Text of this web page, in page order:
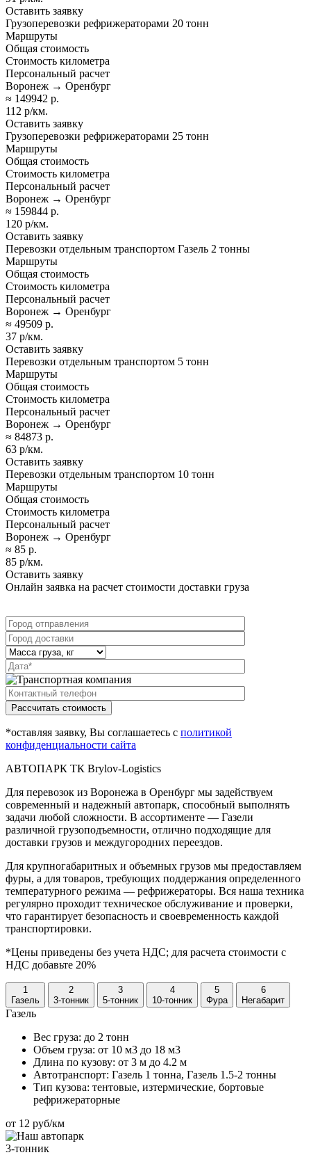
Оставить заявку
Грузоперевозки рефрижераторами 20 тонн
Маршруты
Общая стоимость
Стоимость километра
Персональный расчет
Воронеж → Оренбург
≈ 149942 р.
112 р/км.
Оставить заявку
Грузоперевозки рефрижераторами 25 тонн
Маршруты
Общая стоимость
Стоимость километра
Персональный расчет
Воронеж → Оренбург
≈ 159844 р.
120 р/км.
Оставить заявку
Перевозки отдельным транспортом Газель 2 тонны
Маршруты
Общая стоимость
Стоимость километра
Персональный расчет
Воронеж → Оренбург
≈ 49509 р.
37 р/км.
Оставить заявку
Перевозки отдельным транспортом 5 тонн
Маршруты
Общая стоимость
Стоимость километра
Персональный расчет
Воронеж → Оренбург
≈ 84873 р.
63 р/км.
Оставить заявку
Перевозки отдельным транспортом 10 тонн
Маршруты
Общая стоимость
Стоимость километра
Персональный расчет
Воронеж → Оренбург
≈ 85 р.
85 р/км.
Оставить заявку
Онлайн заявка на расчет стоимости доставки груза
Рассчитать стоимость
*оставляя заявку, Вы соглашаетесь с политикой
конфиденциальности сайта
АВТОПАРК ТК Brylov-Logistics
Для перевозок из Воронежа в Оренбург мы задействуем
современный и надежный автопарк, способный выполнять
задачи любой сложности. В ассортименте — Газели
различной грузоподъемности, отлично подходящие для
доставки грузов и междугородних переездов.
Для крупногабаритных и объемных грузов мы предоставляем
фуры, а для товаров, требующих поддержания определенного
температурного режима — рефрижераторы. Вся наша техника
регулярно проходит техническое обслуживание и проверки,
что гарантирует безопасность и своевременность каждой
транспортировки.
*Цены приведены без учета НДС; для расчета стоимости с
НДС добавьте 20%
1
Газель
2
3-тонник
3
5-тонник
4
10-тонник
5
Фура
6
Негабарит
Газель
Вес груза: до 2 тонн
Объем груза: от 10 м3 до 18 м3
Длина по кузову: от 3 м до 4.2 м
Автотранспорт: Газель 1 тонна, Газель 1.5-2 тонны
Тип кузова: тентовые, изтермические, бортовые
рефрижераторные
от 12 руб/км
3-тонник